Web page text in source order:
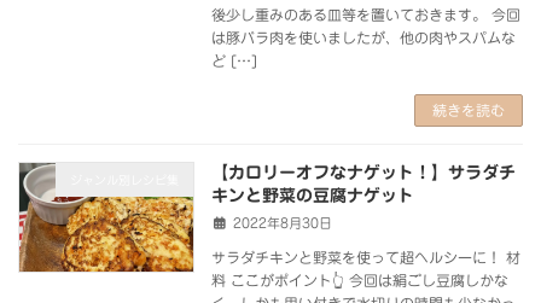
後少し重みのある皿等を置いておきます。 今回
は豚バラ肉を使いましたが、他の肉やスパムな
ど […]
続きを読む
【カロリーオフなナゲット！】サラダチ
キンと野菜の豆腐ナゲット
2022年8月30日
サラダチキンと野菜を使って超ヘルシーに！ 材
料 ここがポイント👆 今回は絹ごし豆腐しかな